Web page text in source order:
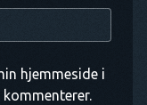
hjemmeside i